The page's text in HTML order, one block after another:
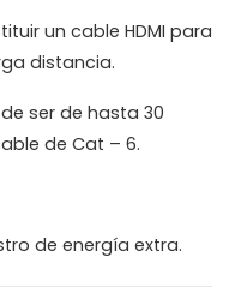
un cable HDMI para
distancia.
ser de hasta 30
de Cat – 6.
de energía extra.